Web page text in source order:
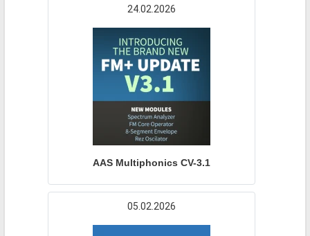
24.02.2026
AAS Multiphonics CV-3.1
05.02.2026